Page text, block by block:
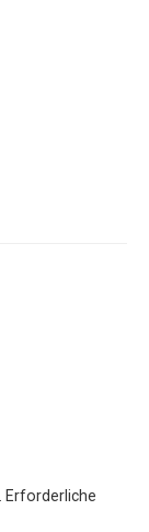
Erforderliche